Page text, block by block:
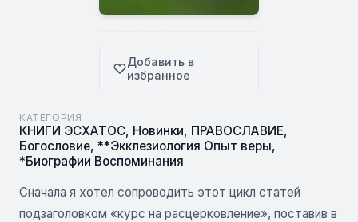
Добавить в
избранное
КАТЕГОРИЯ
КНИГИ ЭСХАТОС, Новинки, ПРАВОСЛАВИЕ,
Богословие, **Экклезиология Опыт веры,
*Биографии Воспоминания
Сначала я хотел сопроводить этот цикл статей
подзаголовком «курс на расцерковление», поставив в